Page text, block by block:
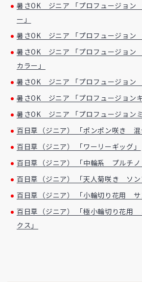
暑さOK ジニア 「プロフュージョン
ー」
暑さOK ジニア 「プロフュージョン
暑さOK ジニア 「プロフュージョン
カラー」
暑さOK ジニア 「プロフュージョン
暑さOK ジニア 「プロフュージョンキ
暑さOK ジニア 「プロフュージョンミ
百日草（ジニア） 「ポンポン咲き 混
百日草（ジニア） 「ワーリーギッグ」
百日草（ジニア） 「中輪系 プルチ
百日草（ジニア） 「天人菊咲き ソン
百日草（ジニア） 「小輪切り花用 サ
百日草（ジニア） 「極小輪切り花
クス」